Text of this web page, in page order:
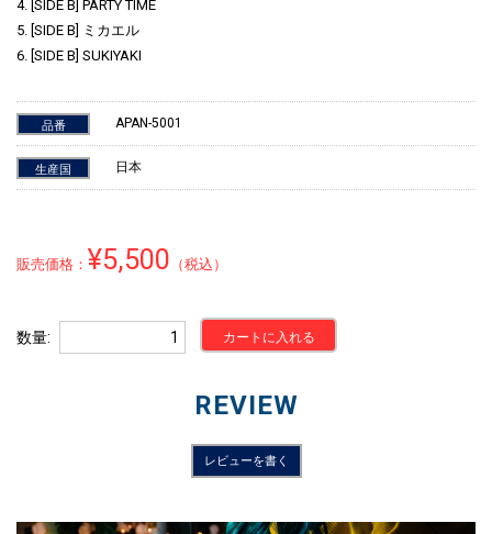
4. [SIDE B] PARTY TIME
5. [SIDE B] ミカエル
6. [SIDE B] SUKIYAKI
品番 APAN-5001
生産国 日本
販売価格： ¥5,500 （税込）
数量 カートに入れる
REVIEW
レビューを書く